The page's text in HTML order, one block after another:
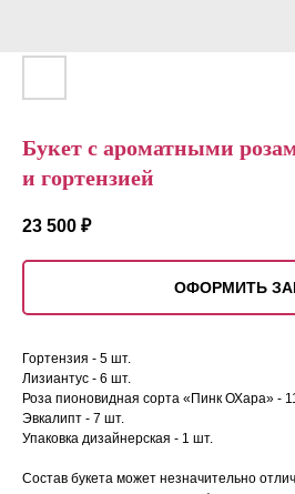
Букет с ароматными
и гортензией
23 500 ₽
ОФОРМИТЬ
Гортензия - 5 шт.
Лизиантус - 6 шт.
Роза пионовидная сорта «Пинк ОХара» -
Эвкалипт - 7 шт.
Упаковка дизайнерская - 1 шт.
Состав букета может незначительно